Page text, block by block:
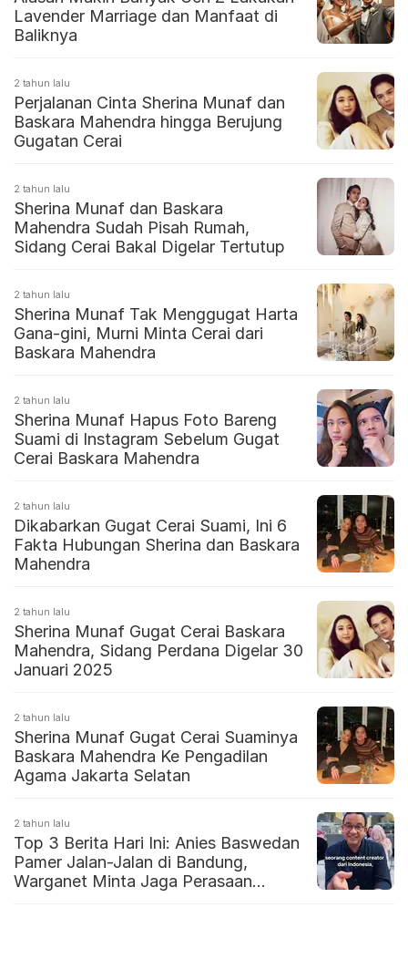
Lavender Marriage dan Manfaat di
Baliknya
2 tahun lalu
Perjalanan Cinta Sherina Munaf dan
Baskara Mahendra hingga Berujung
Gugatan Cerai
2 tahun lalu
Sherina Munaf dan Baskara
Mahendra Sudah Pisah Rumah,
Sidang Cerai Bakal Digelar Tertutup
2 tahun lalu
Sherina Munaf Tak Menggugat Harta
Gana-gini, Murni Minta Cerai dari
Baskara Mahendra
2 tahun lalu
Sherina Munaf Hapus Foto Bareng
Suami di Instagram Sebelum Gugat
Cerai Baskara Mahendra
2 tahun lalu
Dikabarkan Gugat Cerai Suami, Ini 6
Fakta Hubungan Sherina dan Baskara
Mahendra
2 tahun lalu
Sherina Munaf Gugat Cerai Baskara
Mahendra, Sidang Perdana Digelar 30
Januari 2025
2 tahun lalu
Sherina Munaf Gugat Cerai Suaminya
Baskara Mahendra Ke Pengadilan
Agama Jakarta Selatan
2 tahun lalu
Top 3 Berita Hari Ini: Anies Baswedan
Pamer Jalan-Jalan di Bandung,
Warganet Minta Jaga Perasaan